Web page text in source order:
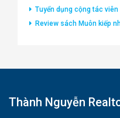
Tuyển dụng cộng tác viên
Review sách Muôn kiếp
Thành Nguyễn